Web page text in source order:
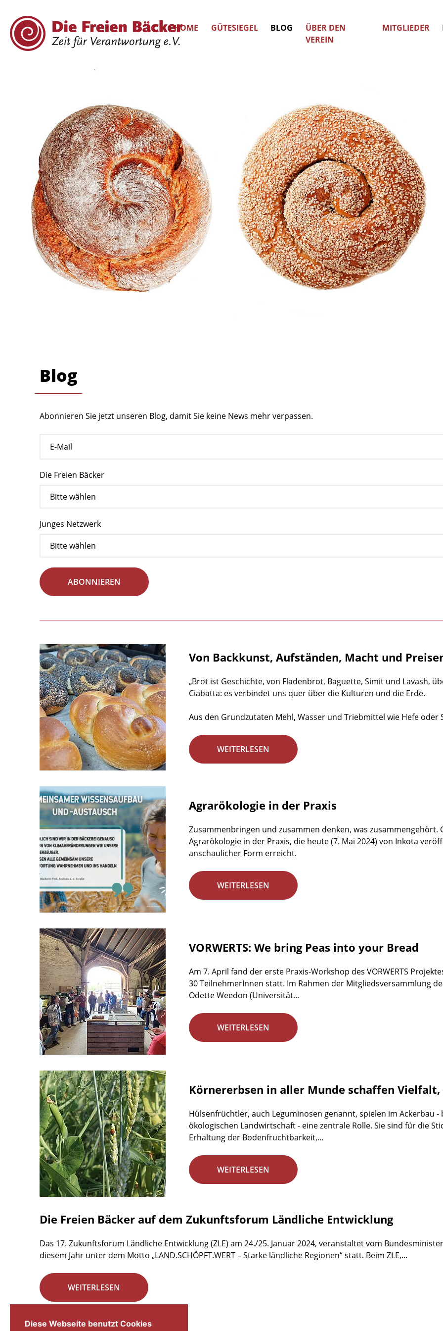
HOME GÜTESIEGEL BLOG
ÜBER DEN
VEREIN
MITGLIEDER
Blog
Abonnieren Sie jetzt unseren Blog, damit Sie keine News mehr verpassen.
Die Freien Bäcker
Junges Netzwerk
ABONNIEREN
Von Backkunst, Aufständen, Macht und
„Brot ist Geschichte, von Fladenbrot, Baguette, Simit und Lavash,
Ciabatta: es verbindet uns quer über die Kulturen und die Erde.
Aus den Grundzutaten Mehl, Wasser und Triebmittel wie Hefe oder
WEITERLESEN
Agrarökologie in der Praxis
Zusammenbringen und zusammen denken, was
Agrarökologie in der Praxis, die heute (7. Mai 2024) von Inkota
anschaulicher Form erreicht.
WEITERLESEN
VORWERTS: We bring Peas into your Bread
Am 7. April fand der erste Praxis-Workshop des VORWERTS
30 TeilnehmerInnen statt. Im Rahmen der Mitgliedsversammlung
Odette Weedon (Universität...
WEITERLESEN
Körnererbsen in aller Munde schaffen
Hülsenfrüchtler, auch Leguminosen genannt, spielen im Ackerbau
ökologischen Landwirtschaft - eine zentrale Rolle. Sie sind für die
Erhaltung der Bodenfruchtbarkeit,...
WEITERLESEN
Die Freien Bäcker auf dem Zukunftsforum Ländliche Entwicklung
Das 17. Zukunftsforum Ländliche Entwicklung (ZLE) am 24./25. Januar 2024, veranstaltet vom
diesem Jahr unter dem Motto „LAND.SCHÖPFT.WERT – Starke ländliche Regionen“ statt. Beim ZLE,...
WEITERLESEN
Seite 4 von 29.
Diese Webseite benutzt Cookies